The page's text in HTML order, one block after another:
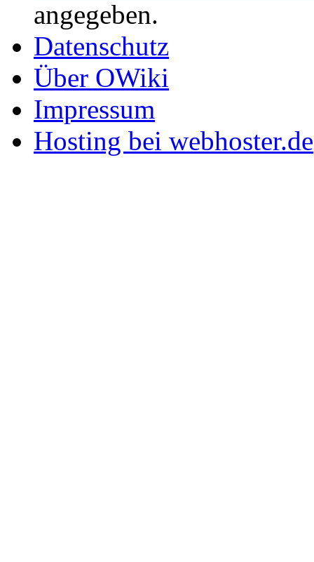
angegeben.
Datenschutz
Über OWiki
Impressum
Hosting bei webhoster.de